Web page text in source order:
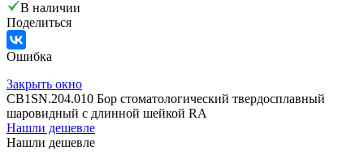
В наличии
Поделиться
Ошибка
Закрыть окно
CB1SN.204.010 Бор стоматологический твердосплавный
шаровидный с длинной шейкой RA
Нашли дешевле
Нашли дешевле